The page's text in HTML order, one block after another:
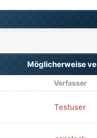
Möglicherweise
Verfasser
Testuser